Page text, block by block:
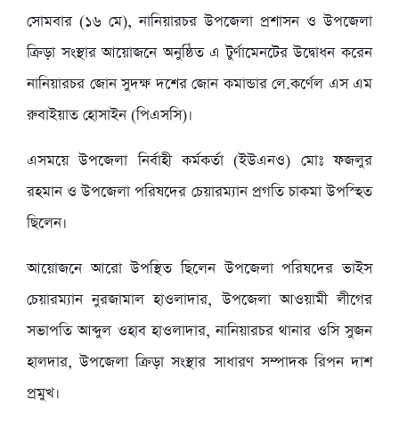
সোমবার (১৬ মে), নানিয়ারচর উপজেলা প্রশাসন ও উপজেলা
ক্রিড়া সংস্থার আয়োজনে অনুষ্ঠিত এ টুর্ণামেনটের উদ্বোধন করেন
নানিয়ারচর জোন সুদক্ষ দশের জোন কমান্ডার লে.কর্ণেল এস এম
রুবাইয়াত হোসাইন (পিএসসি)।
এসময়ে উপজেলা নির্বাহী কর্মকর্তা (ইউএনও) মোঃ ফজলুর
রহমান ও উপজেলা পরিষদের চেয়ারম্যান প্রগতি চাকমা উপস্হিত
ছিলেন।
আয়োজনে আরো উপস্থিত ছিলেন উপজেলা পরিষদের ভাইস
চেয়ারম্যান নুরজামাল হাওলাদার, উপজেলা আওয়ামী লীগের
সভাপতি আব্দুল ওহাব হাওলাদার, নানিয়ারচর থানার ওসি সুজন
হালদার, উপজেলা ক্রিড়া সংস্থার সাধারণ সম্পাদক রিপন দাশ
প্রমুখ।